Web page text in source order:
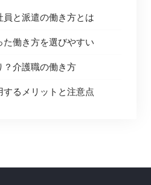
と派遣の働き方とは
働き方を選びやすい
？介護職の働き方
るメリットと注意点